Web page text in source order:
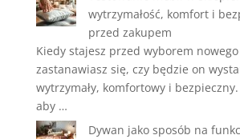
wytrzymałość, komfort i
przed zakupem
Kiedy stajesz przed wyborem
zastanawiasz się, czy będzie on
wytrzymały, komfortowy i
aby …
Dywan jako sposób na